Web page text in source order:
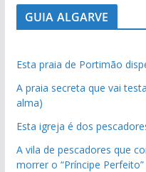
GUIA ALGARVE
Esta praia de Portimão
A praia secreta que vai
alma)
Esta igreja é dos
A vila de pescadores que
morrer o “Príncipe Perfeito”